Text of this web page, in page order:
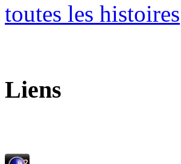
toutes les histoires
Liens